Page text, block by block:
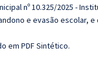
nº 10.325/2025 -
e evasão escolar, e
em PDF Sintético.